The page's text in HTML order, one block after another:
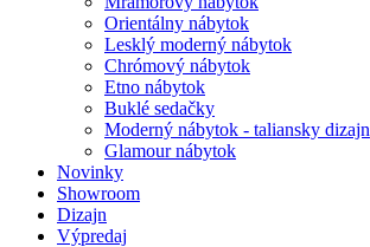
Orientálny nábytok
Lesklý moderný nábytok
Chrómový nábytok
Etno nábytok
Buklé sedačky
Moderný nábytok - taliansky dizajn
Glamour nábytok
Novinky
Showroom
Dizajn
Výpredaj